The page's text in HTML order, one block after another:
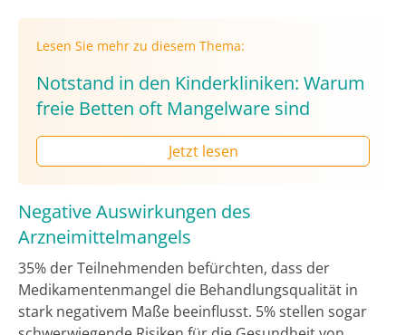
Lesen Sie mehr zu diesem Thema:
Notstand in den Kinderkliniken: Warum
freie Betten oft Mangelware sind
Jetzt lesen
Negative Auswirkungen des
Arzneimittelmangels
35% der Teilnehmenden befürchten, dass der
Medikamentenmangel die Behandlungsqualität in
stark negativem Maße beeinflusst. 5% stellen sogar